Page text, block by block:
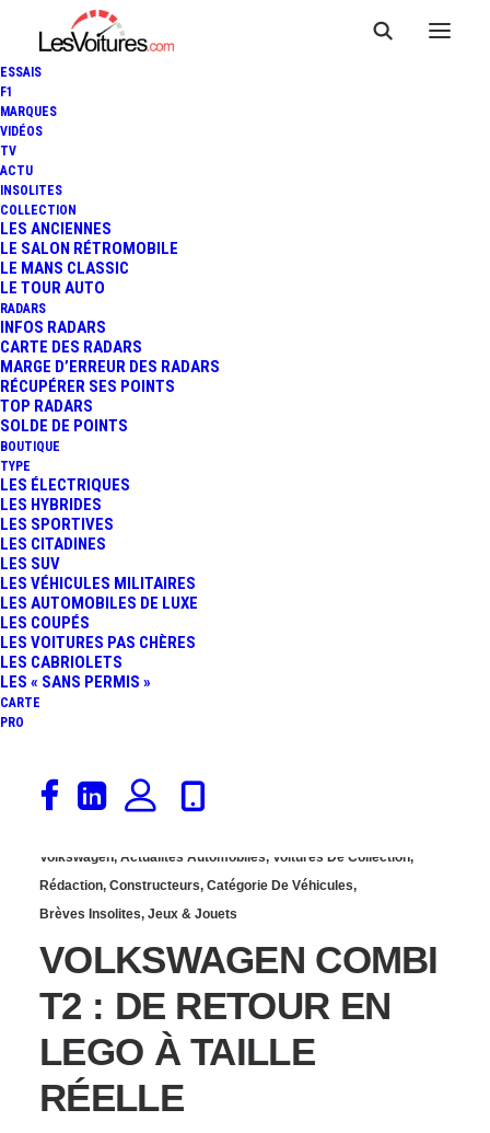
ESSAIS
F1
MARQUES
VIDÉOS
TV
ACTU
INSOLITES
COLLECTION
LES ANCIENNES
LE SALON RÉTROMOBILE
LE MANS CLASSIC
LE TOUR AUTO
RADARS
INFOS RADARS
CARTE DES RADARS
MARGE D’ERREUR DES RADARS
RÉCUPÉRER SES POINTS
TOP RADARS
SOLDE DE POINTS
BOUTIQUE
TYPE
LES ÉLECTRIQUES
LES HYBRIDES
LES SPORTIVES
LES CITADINES
LES SUV
LES VÉHICULES MILITAIRES
LES AUTOMOBILES DE LUXE
LES COUPÉS
LES VOITURES PAS CHÈRES
LES CABRIOLETS
LES « SANS PERMIS »
CARTE
PRO
21 mars 2020
VOLKSWAGEN E-BULLI :
COMBI T1 100%
ÉLECTRIQUE
Volkswagen, Actualités Automobiles, Voitures De Collection,
Rédaction, Constructeurs, Catégorie De Véhicules,
Brèves Insolites, Jeux & Jouets
VOLKSWAGEN COMBI
T2 : DE RETOUR EN
LEGO À TAILLE
RÉELLE